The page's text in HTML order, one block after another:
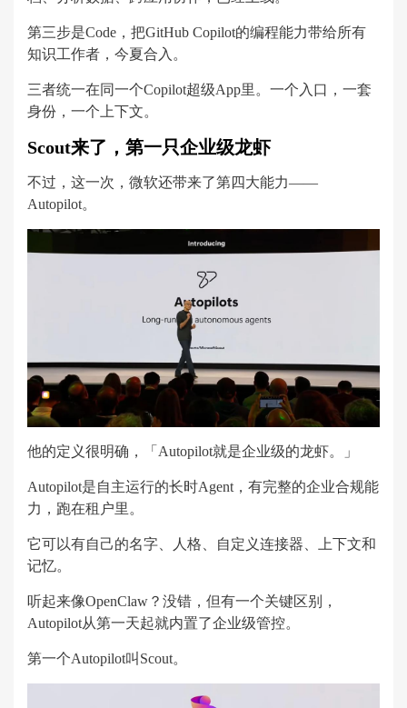
第三步是Code，把GitHub Copilot的编程能力带给所有
知识工作者，今夏合入。
三者统一在同一个Copilot超级App里。一个入口，一套
身份，一个上下文。
Scout来了，第一只企业级龙虾
不过，这一次，微软还带来了第四大能力——
Autopilot。
他的定义很明确，「Autopilot就是企业级的龙虾。」
Autopilot是自主运行的长时Agent，有完整的企业合规能
力，跑在租户里。
它可以有自己的名字、人格、自定义连接器、上下文和
记忆。
听起来像OpenClaw？没错，但有一个关键区别，
Autopilot从第一天起就内置了企业级管控。
第一个Autopilot叫Scout。